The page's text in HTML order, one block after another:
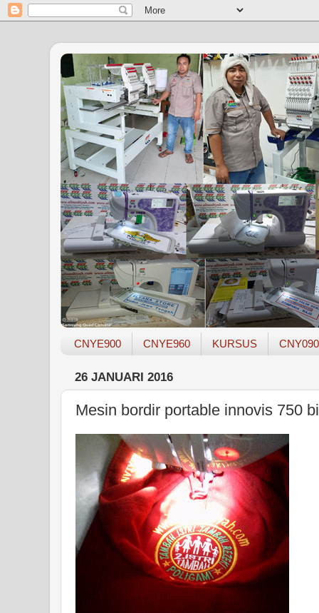
CNYE900 CNYE960 KURSUS
26 JANUARI 2016
Mesin bordir portable innovis 750